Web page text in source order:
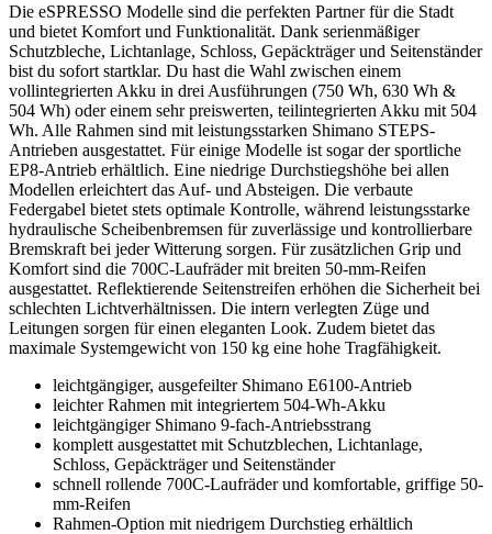
Die eSPRESSO Modelle sind die perfekten Partner für die Stadt
und bietet Komfort und Funktionalität. Dank serienmäßiger
Schutzbleche, Lichtanlage, Schloss, Gepäckträger und Seitenständer
bist du sofort startklar. Du hast die Wahl zwischen einem
vollintegrierten Akku in drei Ausführungen (750 Wh, 630 Wh &
504 Wh) oder einem sehr preiswerten, teilintegrierten Akku mit 504
Wh. Alle Rahmen sind mit leistungsstarken Shimano STEPS-
Antrieben ausgestattet. Für einige Modelle ist sogar der sportliche
EP8-Antrieb erhältlich. Eine niedrige Durchstiegshöhe bei allen
Modellen erleichtert das Auf- und Absteigen. Die verbaute
Federgabel bietet stets optimale Kontrolle, während leistungsstarke
hydraulische Scheibenbremsen für zuverlässige und kontrollierbare
Bremskraft bei jeder Witterung sorgen. Für zusätzlichen Grip und
Komfort sind die 700C-Laufräder mit breiten 50-mm-Reifen
ausgestattet. Reflektierende Seitenstreifen erhöhen die Sicherheit bei
schlechten Lichtverhältnissen. Die intern verlegten Züge und
Leitungen sorgen für einen eleganten Look. Zudem bietet das
maximale Systemgewicht von 150 kg eine hohe Tragfähigkeit.
leichtgängiger, ausgefeilter Shimano E6100-Antrieb
leichter Rahmen mit integriertem 504-Wh-Akku
leichtgängiger Shimano 9-fach-Antriebsstrang
komplett ausgestattet mit Schutzblechen, Lichtanlage,
Schloss, Gepäckträger und Seitenständer
schnell rollende 700C-Laufräder und komfortable, griffige 50-
mm-Reifen
Rahmen-Option mit niedrigem Durchstieg erhältlich